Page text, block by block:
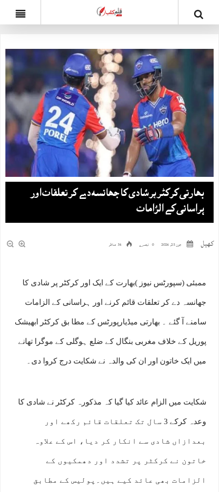
بھارتی کرکٹر پر شادی کا جھانسہ دے کر تعلقات اور
ہراسانی کے الزامات
کھیل جون 25, 2026 0 تبصرے 36 مناظر
ممبئی (سپورٹس نیوز )بھارت کے ایک اور کرکٹر پر شادی کا
جھانسہ دے کر تعلقات قائم کرنے اور ہراسانی کے الزامات
سامنے آ گئے ۔ بھارتی میڈیارپورٹس کے مطا بق کرکٹر ابھیشک
پوریل کے خلاف مغربی بنگال کے ضلع ہوگلی کے موگرا تھانے
میں ایک خاتون اور ان کی والدہ نے شکایت درج کروا دی۔
شکایت میں الزام عائد کیا گیا کہ مذکورہ کرکٹر نے شادی کا
وعدہ کرکے 3 سال تک تعلقات قائم رکھے اور
بعدازاں شادی سے انکار کر دیا، اس کے علاوہ
خاتون نے کرکٹر پر تشدد اور دھمکیوں کے
الزامات بھی عائد کیے ہیں۔پولیس کے مطابق